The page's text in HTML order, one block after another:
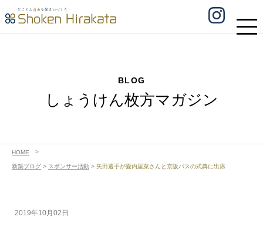
BLOG
しょうけん枚方マガジン
HOME
新築ブログ > スポンサー活動 > 矢田選手が愛内里菜さんと京阪バスの式典に出席
2019年10月02日